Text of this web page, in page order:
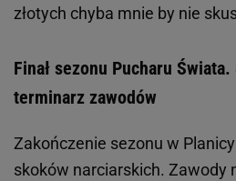
złotych chyba mnie by nie
Finał sezonu Pucharu
terminarz zawodów
Zakończenie sezonu w
skoków narciarskich. Zawody